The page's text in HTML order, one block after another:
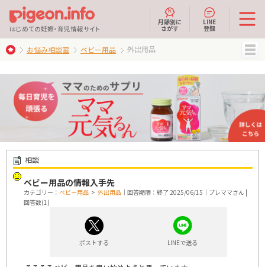
はじめての妊娠・育児情報サイト
月齢別に
さがす
LINE
登録
お悩み相談室 ベビー用品 外出用品
相談
ベビー用品の情報入手先
カテゴリー： ベビー用品 > 外出用品 ｜回答期限：終了 2025/06/15｜プレママさん |
回答数(1)
ポストする LINEで送る